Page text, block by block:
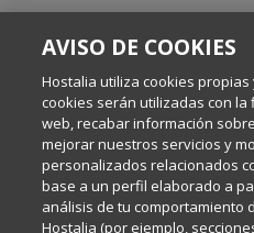
Escrito por el equipo de
Internet y
Política de
Política
AVISO DE COOKIES
Hostalia utiliza cookies propias
cookies serán utilizadas con
web, recabar información
mejorar nuestros servicios y
personalizados relacionados
base a un perfil elaborado a
análisis de tu comportamiento
Hostalia (por ejemplo,